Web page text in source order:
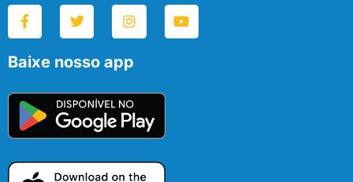
Baixe nosso app